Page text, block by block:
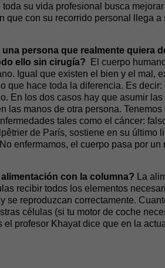
su vida profesional busca
que con su recorrido personal llega
una persona que realmente quiera
ello sin cirugía?
El cuerpo
Igual que existen el bien y el mal,
que hace toda la diferencia. Es
En los dos casos hay que asumir
las manos de otra persona.
tales como el cáncer:
de París, sostiene en su último
enfermamos, el cuerpo pasa por
con la columna?
La
recibir todos los elementos
se reproduzcan correctamente.
células (si tu motor de coche
el profesor Khayat dice que en la